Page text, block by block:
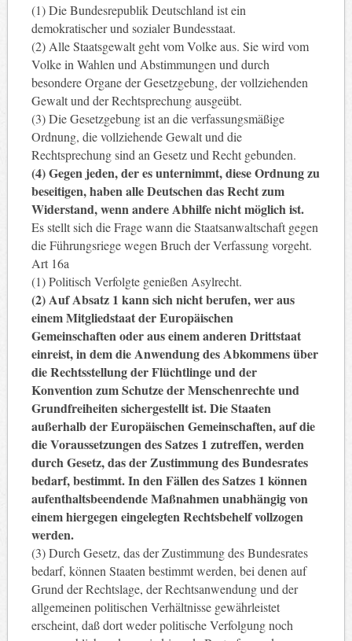
(1) Die Bundesrepublik Deutschland ist ein
demokratischer und sozialer Bundesstaat.
(2) Alle Staatsgewalt geht vom Volke aus. Sie wird vom
Volke in Wahlen und Abstimmungen und durch
besondere Organe der Gesetzgebung, der vollziehenden
Gewalt und der Rechtsprechung ausgeübt.
(3) Die Gesetzgebung ist an die verfassungsmäßige
Ordnung, die vollziehende Gewalt und die
Rechtsprechung sind an Gesetz und Recht gebunden.
(4) Gegen jeden, der es unternimmt, diese Ordnung zu
beseitigen, haben alle Deutschen das Recht zum
Widerstand, wenn andere Abhilfe nicht möglich ist.
Es stellt sich die Frage wann die Staatsanwaltschaft gegen
die Führungsriege wegen Bruch der Verfassung vorgeht.
Art 16a
(1) Politisch Verfolgte genießen Asylrecht.
(2) Auf Absatz 1 kann sich nicht berufen, wer aus
einem Mitgliedstaat der Europäischen
Gemeinschaften oder aus einem anderen Drittstaat
einreist, in dem die Anwendung des Abkommens über
die Rechtsstellung der Flüchtlinge und der
Konvention zum Schutze der Menschenrechte und
Grundfreiheiten sichergestellt ist. Die Staaten
außerhalb der Europäischen Gemeinschaften, auf die
die Voraussetzungen des Satzes 1 zutreffen, werden
durch Gesetz, das der Zustimmung des Bundesrates
bedarf, bestimmt. In den Fällen des Satzes 1 können
aufenthaltsbeendende Maßnahmen unabhängig von
einem hiergegen eingelegten Rechtsbehelf vollzogen
werden.
(3) Durch Gesetz, das der Zustimmung des Bundesrates
bedarf, können Staaten bestimmt werden, bei denen auf
Grund der Rechtslage, der Rechtsanwendung und der
allgemeinen politischen Verhältnisse gewährleistet
erscheint, daß dort weder politische Verfolgung noch